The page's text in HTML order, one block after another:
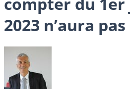
2023 n’aura